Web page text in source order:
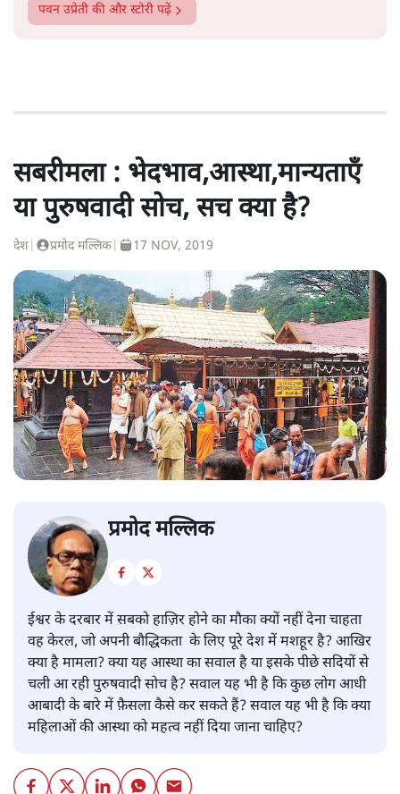
पवन उप्रेती की और स्टोरी पढ़ें
सबरीमला : भेदभाव,आस्था,मान्यताएँ
या पुरुषवादी सोच, सच क्या है?
देश प्रमोद मल्लिक 17 NOV, 2019
प्रमोद मल्लिक
ईश्वर के दरबार में सबको हाज़िर होने का मौका क्यों नहीं देना चाहता
वह केरल, जो अपनी बौद्धिकता के लिए पूरे देश में मशहूर है? आखिर
क्या है मामला? क्या यह आस्था का सवाल है या इसके पीछे सदियों से
चली आ रही पुरुषवादी सोच है? सवाल यह भी है कि कुछ लोग आधी
आबादी के बारे में फ़ैसला कैसे कर सकते हैं? सवाल यह भी है कि क्या
महिलाओं की आस्था को महत्व नहीं दिया जाना चाहिए?